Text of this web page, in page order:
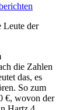
Leute der
die Zahlen
das, es
So zum
€, wovon der